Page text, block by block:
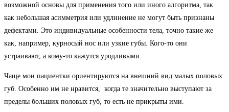
возможной основы для применения того или иного алгоритма, так
как небольшая асимметрия или удлинение не могут быть признаны
дефектами. Это индивидуальные особенности тела, точно такие же
как, например, курносый нос или узкие губы. Кого-то они
устраивают, а кому-то кажутся уродливыми.
Чаще мои пациентки ориентируются на внешний вид малых половых
губ. Особенно им не нравится, когда те значительно выступают за
пределы больших половых губ, то есть не прикрыты ими.